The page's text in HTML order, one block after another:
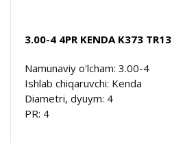
3.00-4 4PR KENDA K373 TR13
Namunaviy o'lcham: 3.00-4
Ishlab chiqaruvchi: Kenda
Diametri, dyuym: 4
PR: 4